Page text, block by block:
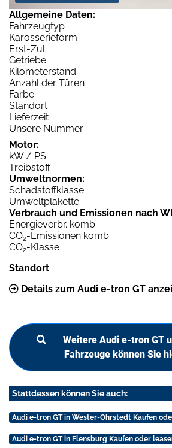
Allgemeine Daten:
Fahrzeugtyp
Karosserieform
Erst-Zul.
Getriebe
Kilometerstand
Anzahl der Türen
Farbe
Standort
Lieferzeit
Unsere Nummer
Motor:
kW / PS
Treibstoff
Umweltnormen:
Schadstoffklasse
Umweltplakette
Verbrauch und Emissionen nach
Energieverbr. komb.
CO2-Emissionen komb.
CO2-Klasse
Standort
Details zum Audi e-tron GT
Weitere Audi e-tron GT
Fahrzeuge können Sie
Stattdessen können Sie auch:
Audi e-tron GT in Wester-Ohrstedt Kaufen
Audi e-tron GT in Flensburg Kaufen oder